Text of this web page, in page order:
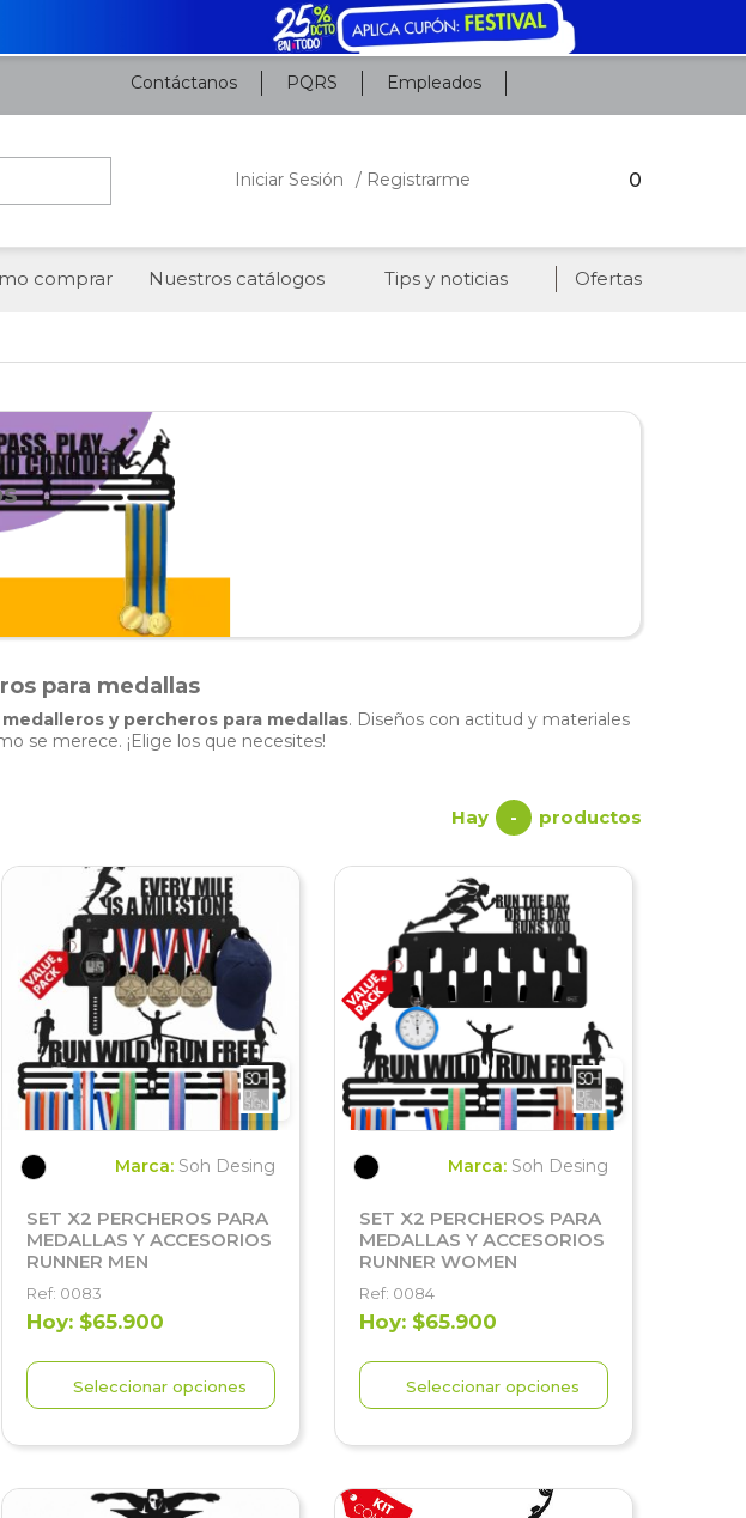
Contáctanos PQRS Empleados
Iniciar Sesión / Registrarme 0
comprar Nuestros catálogos Tips y noticias Ofertas
para medallas
medalleros y percheros para medallas. Diseños con actitud y materiales
se merece. ¡Elige los que necesites!
Hay - productos
Marca: Soh Desing
SET X2 PERCHEROS PARA
MEDALLAS Y ACCESORIOS
RUNNER MEN
Ref: 0083
Hoy: $65.900
Seleccionar opciones
Marca: Soh Desing
SET X2 PERCHEROS PARA
MEDALLAS Y ACCESORIOS
RUNNER WOMEN
Ref: 0084
Hoy: $65.900
Seleccionar opciones